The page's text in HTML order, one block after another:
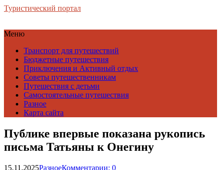
Туристический портал
Меню
Транспорт для путешествий
Бюджетные путешествия
Приключения и Активный отдых
Советы путешественникам
Путешествия с детьми
Самостоятельные путешествия
Разное
Карта сайта
Публике впервые показана рукопись
письма Татьяны к Онегину
15.11.2025РазноеКомментарии: 0